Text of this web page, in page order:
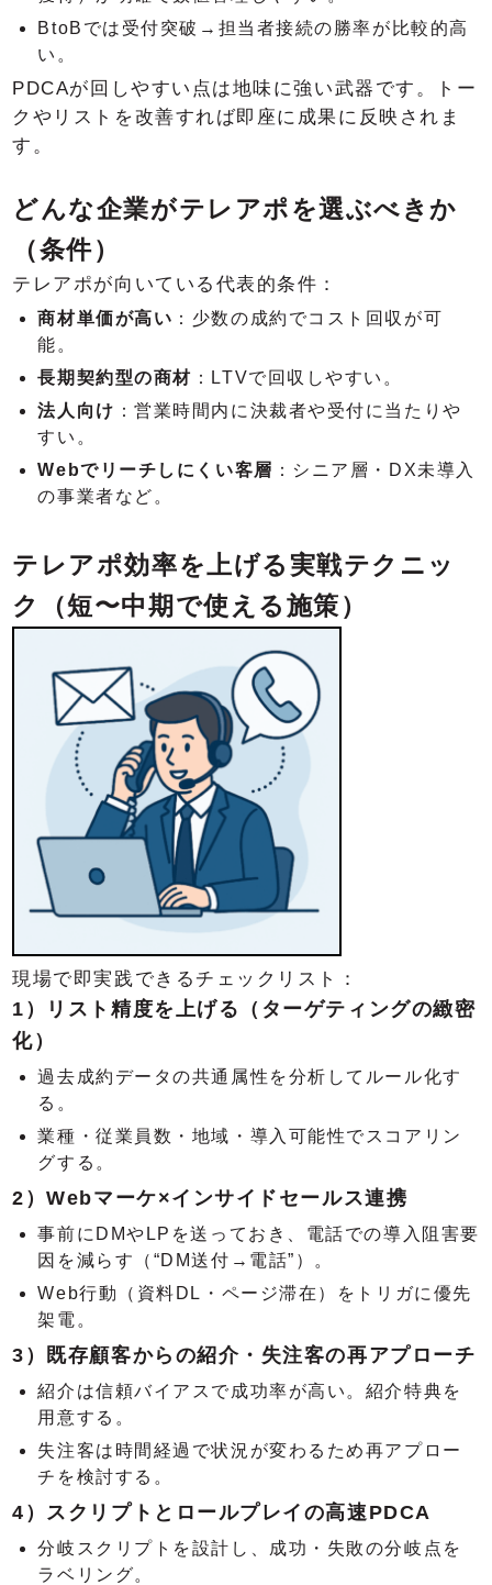
BtoBでは受付突破→担当者接続の勝率が比較的高
い。
PDCAが回しやすい点は地味に強い武器です。トー
クやリストを改善すれば即座に成果に反映されま
す。
どんな企業がテレアポを選ぶべきか
（条件）
テレアポが向いている代表的条件：
商材単価が高い ：少数の成約でコスト回収が可
能。
長期契約型の商材 ：LTVで回収しやすい。
法人向け ：営業時間内に決裁者や受付に当たりや
すい。
Webでリーチしにくい客層 ：シニア層・DX未導入
の事業者など。
テレアポ効率を上げる実戦テクニッ
ク（短〜中期で使える施策）
現場で即実践できるチェックリスト：
1）リスト精度を上げる（ターゲティングの緻密
化）
過去成約データの共通属性を分析してルール化す
る。
業種・従業員数・地域・導入可能性でスコアリン
グする。
2）Webマーケ×インサイドセールス連携
事前にDMやLPを送っておき、電話での導入阻害要
因を減らす（“DM送付→電話”）。
Web行動（資料DL・ページ滞在）をトリガに優先
架電。
3）既存顧客からの紹介・失注客の再アプローチ
紹介は信頼バイアスで成功率が高い。紹介特典を
用意する。
失注客は時間経過で状況が変わるため再アプロー
チを検討する。
4）スクリプトとロールプレイの高速PDCA
分岐スクリプトを設計し、成功・失敗の分岐点を
ラベリング。